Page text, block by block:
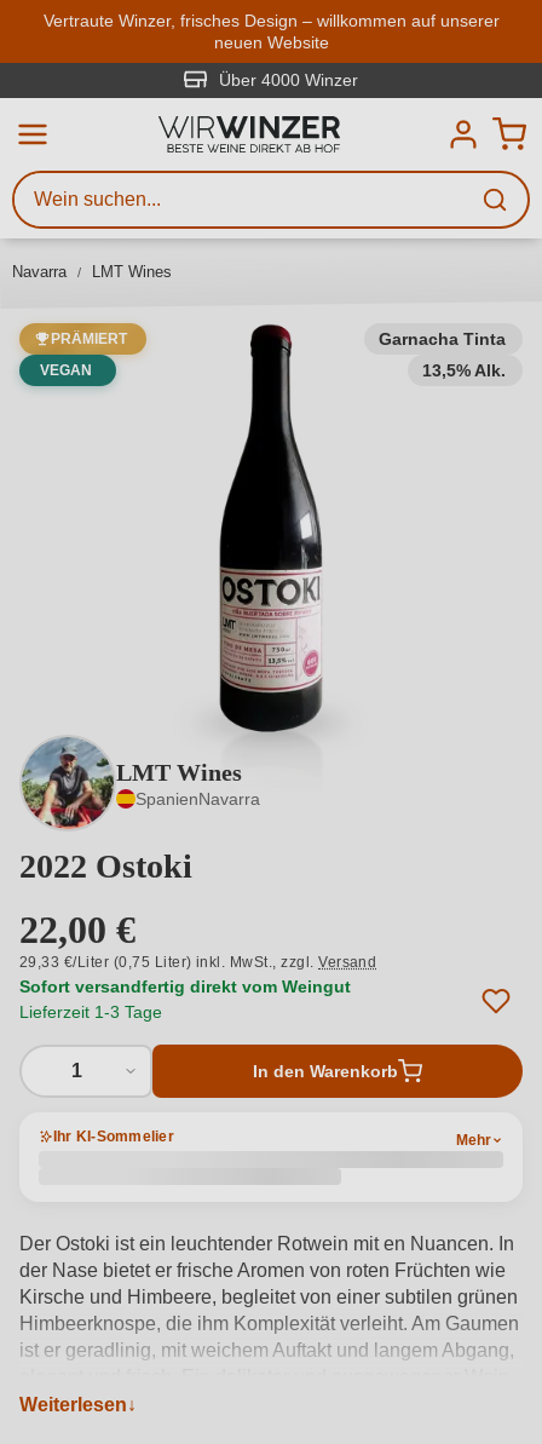
Zum Hauptinhalt springen
Vertraute Winzer, frisches Design – willkommen auf unserer
neuen Website
Über 4000 Winzer
Navarra LMT Wines
Garnacha Tinta
13,5% Alk.
PRÄMIERT
VEGAN
LMT Wines
SpanienNavarra
2022 Ostoki
22,00 €
29,33 €/Liter (0,75 Liter) inkl. MwSt.,zzgl.Versand
Sofort versandfertig direkt vom Weingut
Lieferzeit 1-3 Tage
1 In den Warenkorb
Ihr KI-Sommelier Mehr
Der Ostoki ist ein leuchtender Rotwein mit en Nuancen. In
der Nase bietet er frische Aromen von roten Früchten wie
Kirsche und Himbeere, begleitet von einer subtilen grünen
Himbeerknospe, die ihm Komplexität verleiht. Am Gaumen
ist er geradlinig, mit weichem Auftakt und langem Abgang,
ideal für alle, die ein leichtes, aber charaktervolles
Weiterlesen
Weinsuche
Mindestens 3 Zeichen eingeben
Beschreiben Sie, welchen Wein
Sie suchen – ob nach Geschmack,